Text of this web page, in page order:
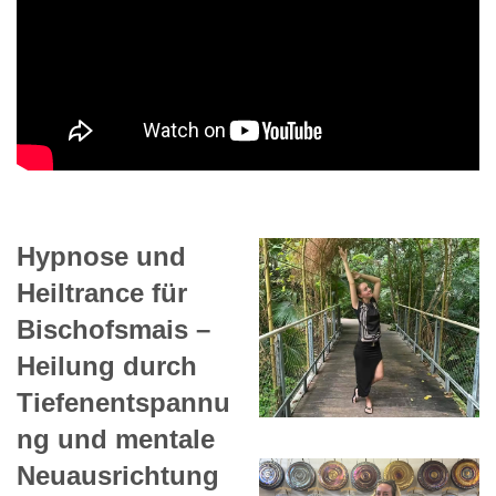
Hypnose und
Heiltrance für
Bischofsmais –
Heilung durch
Tiefenentspannu
ng und mentale
Neuausrichtung